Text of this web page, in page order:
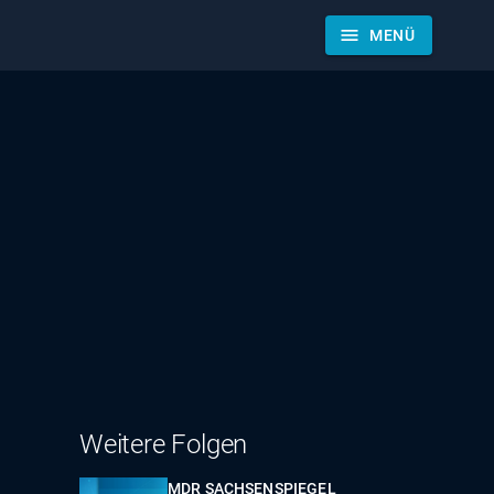
menu MENÜ
Weitere Folgen
MDR SACHSENSPIEGEL